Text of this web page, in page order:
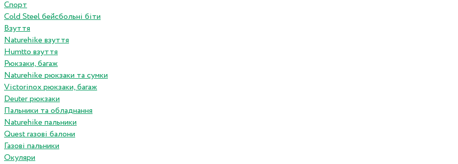
Спорт
Cold Steel бейсбольні біти
Взуття
Naturehike взуття
Humtto взуття
Рюкзаки, багаж
Naturehike рюкзаки та сумки
Victorinox рюкзаки, багаж
Deuter рюкзаки
Пальники та обладнання
Naturehike пальники
Quest газові балони
Газові пальники
Окуляри